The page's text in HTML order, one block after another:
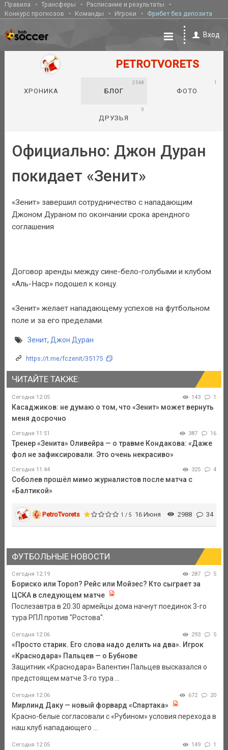
Правила Трансферы
Расписание и результаты
Конкурс прогнозов
Команды Игроки Фрибет без депозита
Вход
PETROTVORETS
ХРОНИКА БЛОГ
2568
ФОТО
1
ДРУЗЬЯ
0
Официально: Джон Дуран
покидает «Зенит»
«Зенит» завершил сотрудничество с нападающим
Джоном Дураном по окончании срока арендного
соглашения
Договор аренды между сине-бело-голубыми и клубом
«Аль-Наср» подошел к концу.
«Зенит» желает нападающему успехов на футбольном
поле и за его пределами.
Зенит, Джон Дуран
https://t.me/fczenit/35175
ЧИТАЙТЕ ТАКЖЕ:
Сегодня 12:05 143 1
Касаджиков: не думаю о том, что «Зенит» может вернуть
меня досрочно
Сегодня 11:51 387 16
Тренер «Зенита» Оливейра — о травме Кондакова: «Даже
фол не зафиксировали. Это очень некрасиво»
Сегодня 11:44 325 4
Соболев прошёл мимо журналистов после матча с
«Балтикой»
PetroTvorets 1 / 5 16 Июня 2988 34
ФУТБОЛЬНЫЕ НОВОСТИ
Сегодня 12:19 287 5
Бориско или Тороп? Рейс или Мойзес? Кто сыграет за
ЦСКА в следующем матче
Послезавтра в 20.30 армейцы дома начнут поединок 3-го
тура РПЛ против "Ростова".
Сегодня 12:06 293 5
«Просто старик. Его слова надо делить на два». Игрок
«Краснодара» Пальцев — о Бубнове
Защитник «Краснодара» Валентин Пальцев высказался о
предстоящем матче 3-го тура ...
Сегодня 12:06 672 20
Мирлинд Даку — новый форвард «Спартака»
Красно-белые согласовали с «Рубином» условия перехода в
наш клуб нападающего ...
Сегодня 12:05 149 1